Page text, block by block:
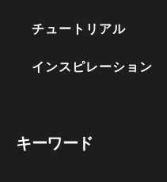
チュートリアル
インスピレーション
キーワード